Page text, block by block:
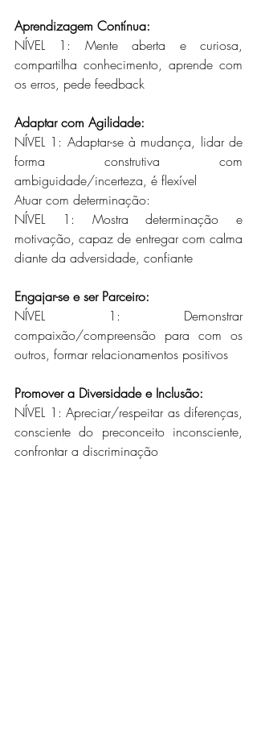
Aprendizagem Contínua:
NÍVEL 1: Mente aberta e curiosa,
compartilha conhecimento, aprende com
os erros, pede feedback
Adaptar com Agilidade:
NÍVEL 1: Adaptar-se à mudança, lidar de
forma construtiva com
ambiguidade/incerteza, é flexível
Atuar com determinação:
NÍVEL 1: Mostra determinação e
motivação, capaz de entregar com calma
diante da adversidade, confiante
Engajar-se e ser Parceiro:
NÍVEL 1: Demonstrar
compaixão/compreensão para com os
outros, formar relacionamentos positivos
Promover a Diversidade e Inclusão:
NÍVEL 1: Apreciar/respeitar as diferenças,
consciente do preconceito inconsciente,
confrontar a discriminação